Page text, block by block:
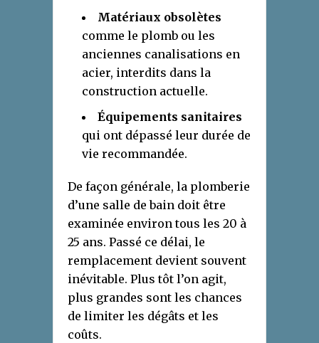
Matériaux obsolètes
comme le plomb ou les
anciennes canalisations en
acier, interdits dans la
construction actuelle.
Équipements sanitaires
qui ont dépassé leur durée de
vie recommandée.
De façon générale, la plomberie
d’une salle de bain doit être
examinée environ tous les 20 à
25 ans. Passé ce délai, le
remplacement devient souvent
inévitable. Plus tôt l’on agit,
plus grandes sont les chances
de limiter les dégâts et les
coûts.